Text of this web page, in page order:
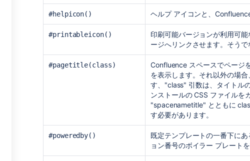
#helpicon() ヘルプ アイコンと、
#printableicon()
印刷可能バージョンが利用可
ージへリンクさせます。そうで
#pagetitle(class)
Confluence スペースでページ
を表示します。それ以外の場
す、"class" 引数は、タイトル
ンストールの CSS ファイルを
"spacenametitle" とともに
す必要があります。
#poweredby()
既定テンプレートの一番下に
ョン番号のボイラー プレートを